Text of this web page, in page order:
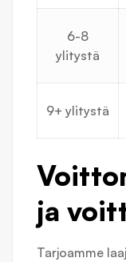
6-8
ylitystä
9+ ylitystä
ja
Tarjoamme